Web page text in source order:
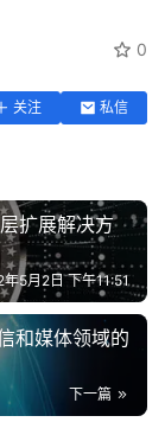
0
关注
私信
扩展解决方
5月2日 下午11:51
和媒体领域的
下一篇